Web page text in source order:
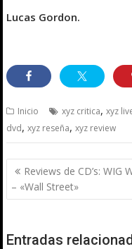
Lucas Gordon.
Inicio xyz critica,xyz
dvd,xyz reseña,xyz review
Navegación
de
entradas
Reviews de CD’s: WIG
– «Wall Street»
Entradas